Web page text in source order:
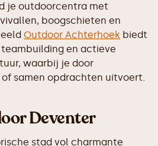
je outdoorcentra met
boogschieten en
Outdoor Achterhoek biedt
en actieve
waarbij je door
samen opdrachten uitvoert.
Deventer
stad vol charmante